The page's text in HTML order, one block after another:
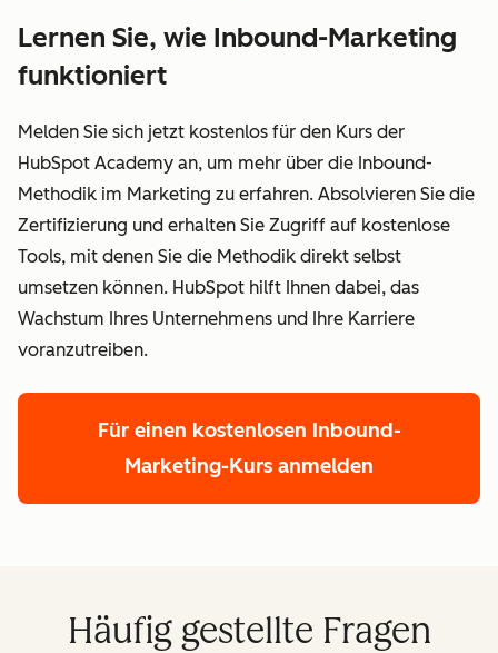
Lernen Sie, wie Inbound-Marketing
funktioniert
Melden Sie sich jetzt kostenlos für den Kurs der
HubSpot Academy an, um mehr über die Inbound-
Methodik im Marketing zu erfahren. Absolvieren Sie die
Zertifizierung und erhalten Sie Zugriff auf kostenlose
Tools, mit denen Sie die Methodik direkt selbst
umsetzen können. HubSpot hilft Ihnen dabei, das
Wachstum Ihres Unternehmens und Ihre Karriere
voranzutreiben.
Für einen kostenlosen Inbound-
Marketing-Kurs anmelden
Häufig gestellte Fragen